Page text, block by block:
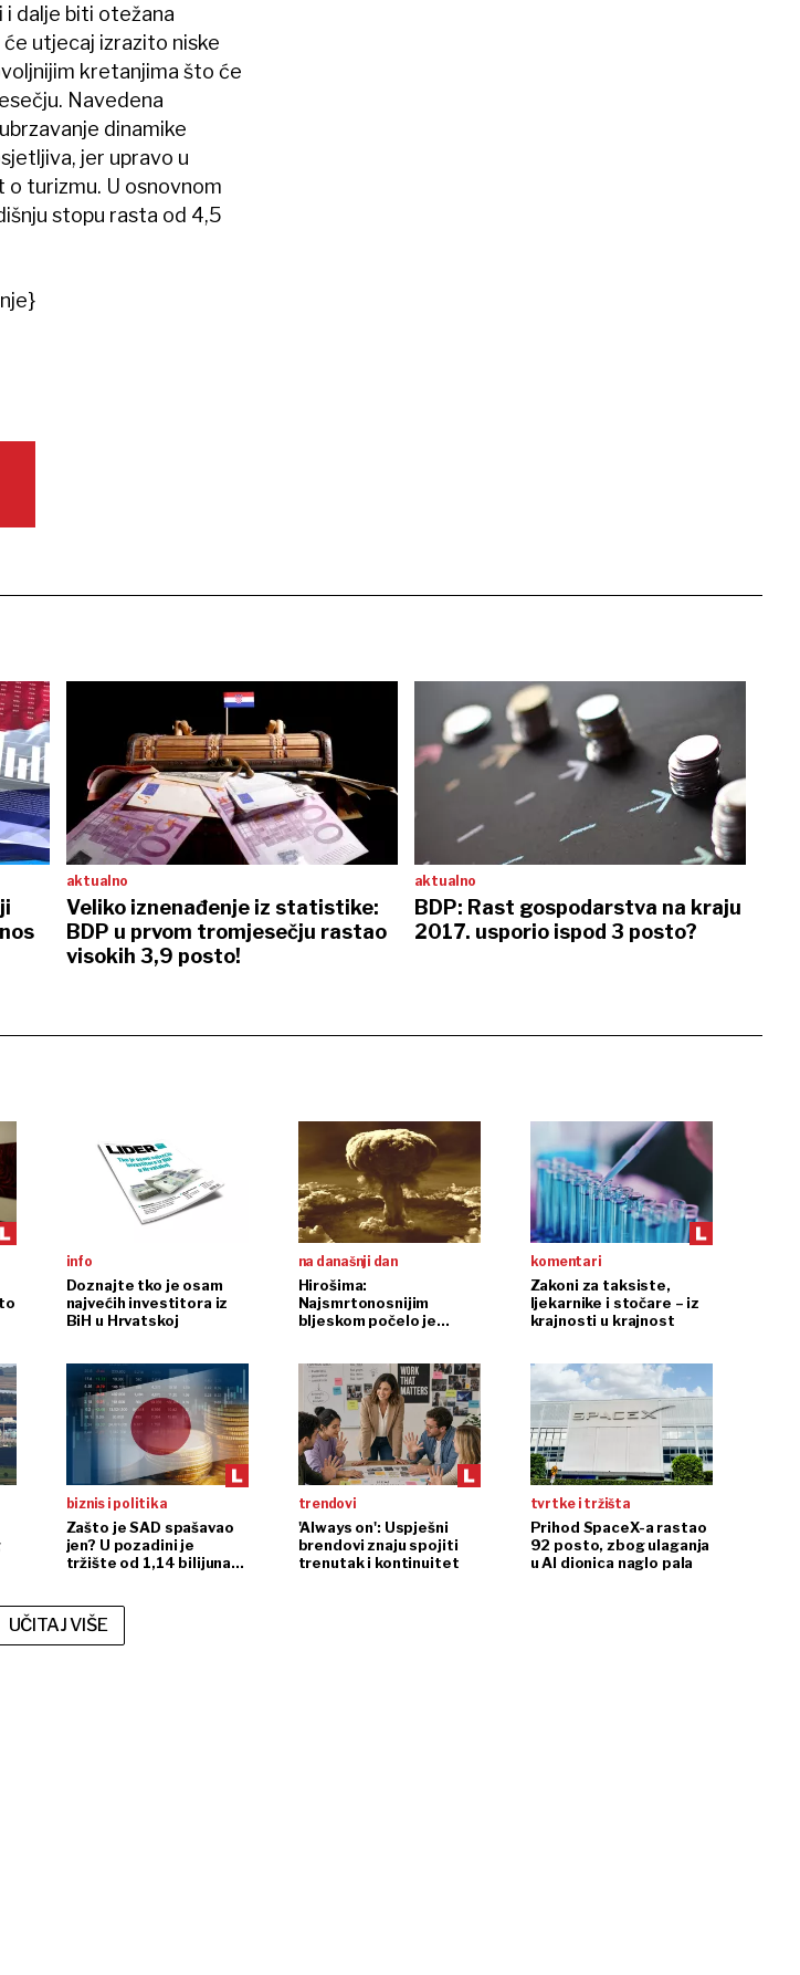
i dalje biti otežana
utjecaj izrazito niske
kretanjima što će
Navedena
dinamike
jer upravo u
turizmu. U osnovnom
stopu rasta od 4,5
aktualno
Veliko iznenađenje iz statistike:
BDP u prvom tromjesečju rastao
visokih 3,9 posto!
aktualno
BDP: Rast gospodarstva na kraju
2017. usporio ispod 3 posto?
info
Doznajte tko je osam
najvećih investitora iz
BiH u Hrvatskoj
na današnji dan
Hirošima:
Najsmrtonosnijim
bljeskom počelo je
komentari
Zakoni za taksiste,
ljekarnike i stočare – iz
krajnosti u krajnost
biznis i politika
Zašto je SAD spašavao
jen? U pozadini je
tržište od 1,14 bilijuna
trendovi
'Always on': Uspješni
brendovi znaju spojiti
trenutak i kontinuitet
tvrtke i tržišta
Prihod SpaceX-a rastao
92 posto, zbog ulaganja
u AI dionica naglo pala
UČITAJ VIŠE